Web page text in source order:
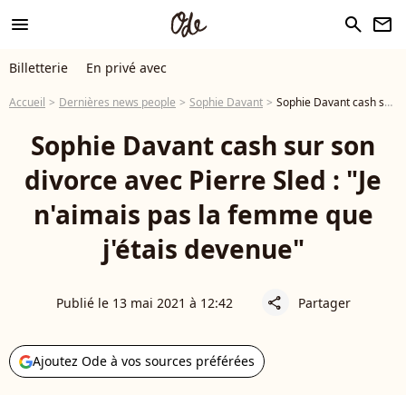
menu search newsletter
Billetterie En privé avec
Accueil Dernières news people Sophie Davant Sophie Davant cash sur son divorce avec Pierre Sled : "Je n'aimais pas la femme que j'étais devenue"
Sophie Davant cash sur son
divorce avec Pierre Sled : "Je
n'aimais pas la femme que
j'étais devenue"
Publié le 13 mai 2021 à 12:42 share Partager
Ajoutez Ode à vos sources préférées